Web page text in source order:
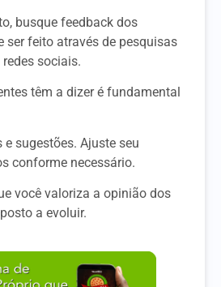
busque feedback dos
ser feito através de pesquisas
sociais.
têm a dizer é fundamental
sugestões. Ajuste seu
conforme necessário.
você valoriza a opinião dos
a evoluir.